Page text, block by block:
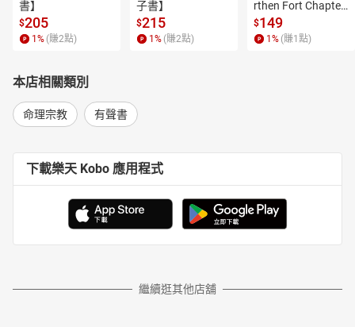
書】
$205
1 % (賺2點)
子書】
$215
1 % (賺2點)
rthen Fort Chapter
4【有聲書】
$149
1 % (賺1 點)
本店相關類別
命理宗教 有聲書
下載樂天 Kobo 應用程式
繼續逛其他店舖